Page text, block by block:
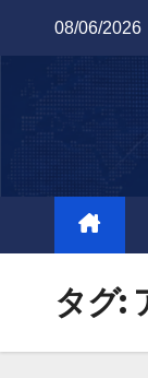
08/06/2026
タグ: